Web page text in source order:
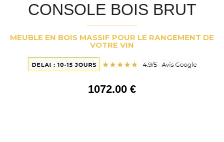
CONSOLE BOIS BRUT
MEUBLE EN BOIS MASSIF POUR LE RANGEMENT DE
VOTRE VIN
1072.00 €